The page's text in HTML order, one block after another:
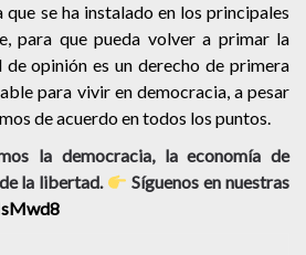
se ha instalado en los principales
para que pueda volver a primar la
opinión es un derecho de primera
para vivir en democracia, a pesar
de acuerdo en todos los puntos.
la democracia, la economía de
la libertad.
Síguenos en nuestras